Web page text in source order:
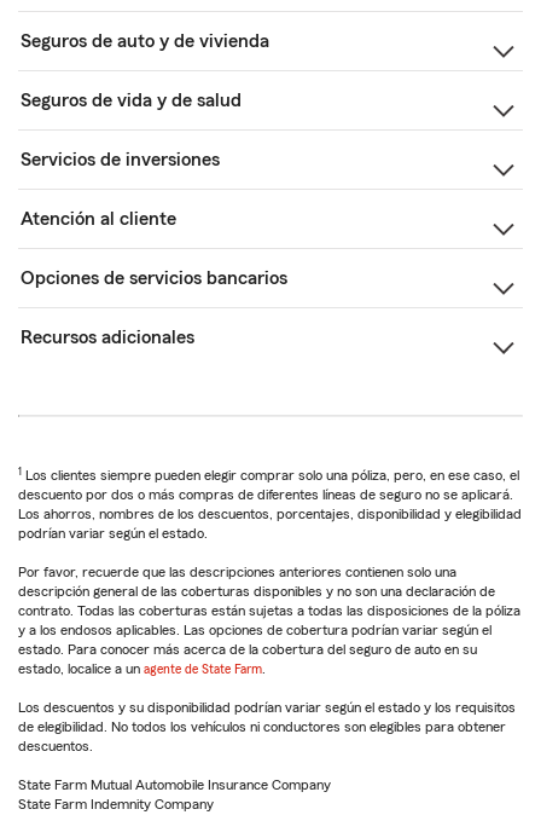
Seguros de auto y de vivienda
Seguros de vida y de salud
Servicios de inversiones
Atención al cliente
Opciones de servicios bancarios
Recursos adicionales
1 Los clientes siempre pueden elegir comprar solo una póliza, pero, en ese caso, el
descuento por dos o más compras de diferentes líneas de seguro no se aplicará.
Los ahorros, nombres de los descuentos, porcentajes, disponibilidad y elegibilidad
podrían variar según el estado.
Por favor, recuerde que las descripciones anteriores contienen solo una
descripción general de las coberturas disponibles y no son una declaración de
contrato. Todas las coberturas están sujetas a todas las disposiciones de la póliza
y a los endosos aplicables. Las opciones de cobertura podrían variar según el
estado. Para conocer más acerca de la cobertura del seguro de auto en su
estado, localice a un agente de State Farm
Los descuentos y su disponibilidad podrían variar según el estado y los requisitos
de elegibilidad. No todos los vehículos ni conductores son elegibles para obtener
descuentos.
State Farm Mutual Automobile Insurance Company
State Farm Indemnity Company